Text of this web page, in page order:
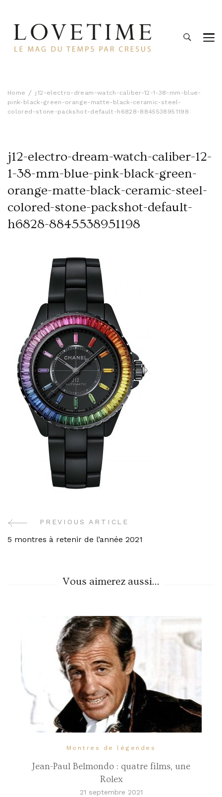
Home
j12-electro-dream-watch-caliber-12-1-38-mm-blue-
pink-black-green-orange-matte-black-ceramic-steel-
colored-stone-packshot-default-h6828-8845538951198
j12-electro-dream-watch-caliber-12-
1-38-mm-blue-pink-black-green-
orange-matte-black-ceramic-steel-
colored-stone-packshot-default-
h6828-8845538951198
Post
PREVIOUS ARTICLE
5 montres à retenir de l’année 2021
Vous aimerez aussi...
Montres de légendes
Jean-Paul Belmondo : quatre films, une
Rolex
21 septembre 2021